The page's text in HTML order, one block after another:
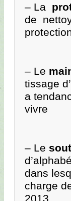
– La
de
– Le
tissage
a
vivre
– Le
dans
charge
2013.